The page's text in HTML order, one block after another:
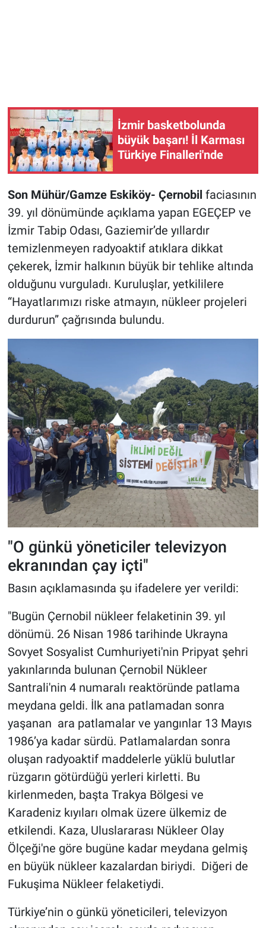
İzmir basketbolunda
büyük başarı! İl Karması
Türkiye Finalleri'nde
Son Mühür/Gamze Eskiköy- Çernobil faciasının
39. yıl dönümünde açıklama yapan EGEÇEP ve
İzmir Tabip Odası, Gaziemir’de yıllardır
temizlenmeyen radyoaktif atıklara dikkat
çekerek, İzmir halkının büyük bir tehlike altında
olduğunu vurguladı. Kuruluşlar, yetkililere
“Hayatlarımızı riske atmayın, nükleer projeleri
durdurun” çağrısında bulundu.
"O günkü yöneticiler televizyon
ekranından çay içti"
Basın açıklamasında şu ifadelere yer verildi:
"Bugün Çernobil nükleer felaketinin 39. yıl
dönümü. 26 Nisan 1986 tarihinde Ukrayna
Sovyet Sosyalist Cumhuriyeti'nin Pripyat şehri
yakınlarında bulunan Çernobil Nükleer
Santrali'nin 4 numaralı reaktöründe patlama
meydana geldi. İlk ana patlamadan sonra
yaşanan ara patlamalar ve yangınlar 13 Mayıs
1986’ya kadar sürdü. Patlamalardan sonra
oluşan radyoaktif maddelerle yüklü bulutlar
rüzgarın götürdüğü yerleri kirletti. Bu
kirlenmeden, başta Trakya Bölgesi ve
Karadeniz kıyıları olmak üzere ülkemiz de
etkilendi. Kaza, Uluslararası Nükleer Olay
Ölçeği'ne göre bugüne kadar meydana gelmiş
en büyük nükleer kazalardan biriydi. Diğeri de
Fukuşima Nükleer felaketiydi.
Türkiye’nin o günkü yöneticileri, televizyon